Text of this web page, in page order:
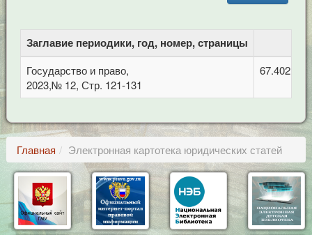
Заглавие периодики, год, номер, страницы
Государство и право,
2023,№ 12, Стр. 121-131
67.402
Главная Электронная картотека юридических статей